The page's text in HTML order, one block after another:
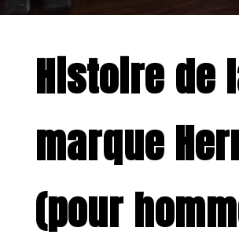
Histoire de
marque
(pour